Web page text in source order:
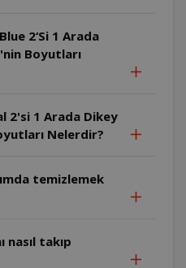
2‘Si 1 Arada
Boyutları
2'si 1 Arada Dikey
Nelerdir?
temizlemek
nasıl takıp